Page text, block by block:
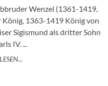
Wenzel (1361-1419,
1363-1419 König von
Sigismund als dritter Sohn
IV. ...